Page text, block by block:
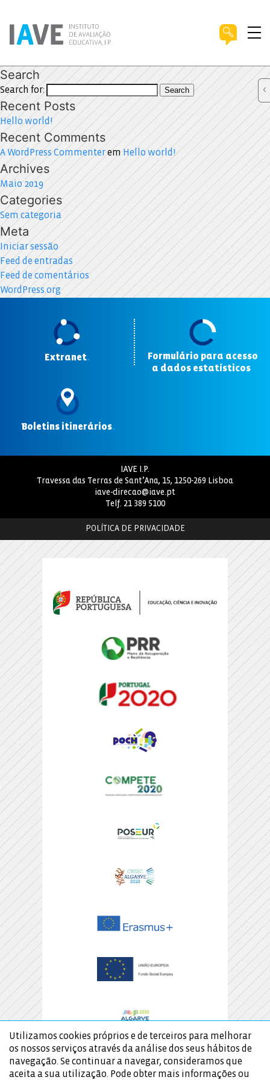
Search
Search for: Search
Recent Posts
Hello world!
Recent Comments
A WordPress Commenterem Hello world!
Archives
Maio 2019
Categories
Sem categoria
Meta
Iniciar sessão
Feed de entradas
Feed de comentários
WordPress.org
Extranet.
Formulário para acesso
a dados estatísticos
Boletins itinerários.
IAVE I.P.
Travessa das Terras de Sant’Ana, 15, 1250-269 Lisboa
iave-direcao@iave.pt
Telf. 21 389 5100
POLÍTICA DE PRIVACIDADE
Utilizamos cookies próprios e de terceiros para melhorar
os nossos serviços através da análise dos seus hábitos de
navegação. Se continuar a navegar, consideramos que
aceita a sua utilização. Pode obter mais informações ou